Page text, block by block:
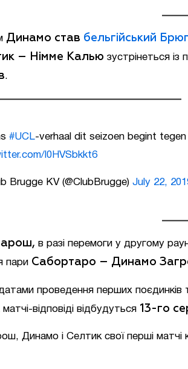
Динамо став бельгійський
– Німме Калью зустрінеться
.
#UCL-verhaal dit seizoen begint tegen
l0HVSbkkt6
Brugge KV (@ClubBrugge) July 22,
в разі перемоги у другому
пари Сабортаро – Динамо
проведення перших поєдинків
матчі-відповіді відбудуться 13-го
Динамо і Селтик свої перші матчі